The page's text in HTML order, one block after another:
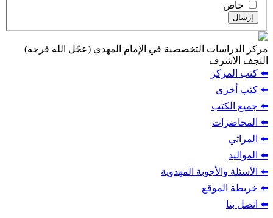
التخصصية في الإمام المهدي (عجّل الله فرجه)
المهدوية